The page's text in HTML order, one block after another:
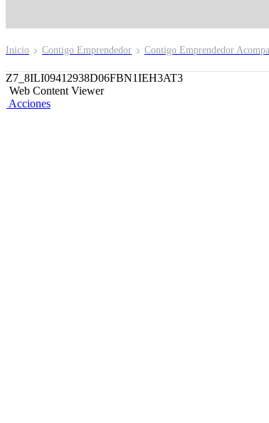
Inicio Contigo Emprendedor Contigo Emprendedor
Z7_8ILI09412938D06FBN1IEH3AT3
Web Content Viewer
Acciones